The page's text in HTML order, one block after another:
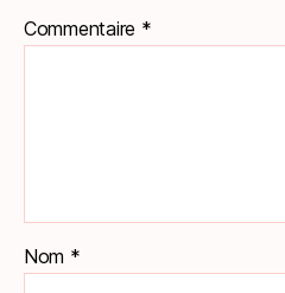
Commentaire *
Nom *